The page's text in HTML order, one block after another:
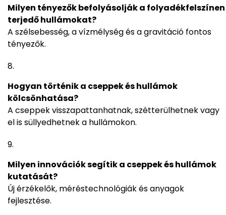
Milyen tényezők befolyásolják a folyadékfelszínen
terjedő hullámokat?
A szélsebesség, a vízmélység és a gravitáció fontos
tényezők.
Hogyan történik a cseppek és hullámok
kölcsönhatása?
A cseppek visszapattanhatnak, szétterülhetnek vagy
el is süllyedhetnek a hullámokon.
Milyen innovációk segítik a cseppek és hullámok
kutatását?
Új érzékelők, méréstechnológiák és anyagok
fejlesztése.